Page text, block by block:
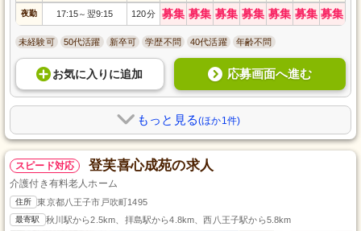
夜勤 17:15～ 翌9:15 120分 募集 募集 募集 募集 募集 募集 募集
未経験可 50代活躍 新卒可 学歴不問 40代活躍 年齢不問
お気に入り に追加 応募画面へ進む
もっと見る(ほか1件)
スピード対応 登芙喜心成苑の求人
介護付き有料老人ホーム
住所 東京都八王子市戸吹町1495
最寄駅 秋川駅から2.5km、拝島駅から4.8km、西八王子駅から5.8km